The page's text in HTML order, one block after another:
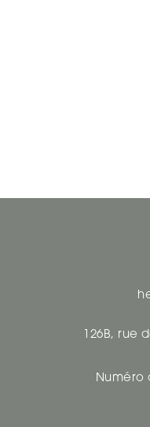
126B, rue
Numéro